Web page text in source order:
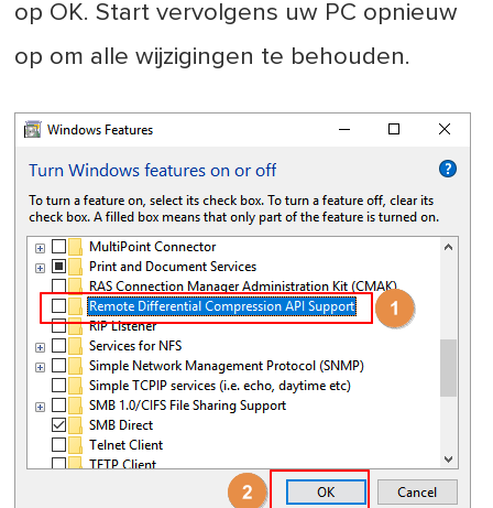
op OK. Start vervolgens uw PC opnieuw
op om alle wijzigingen te behouden.